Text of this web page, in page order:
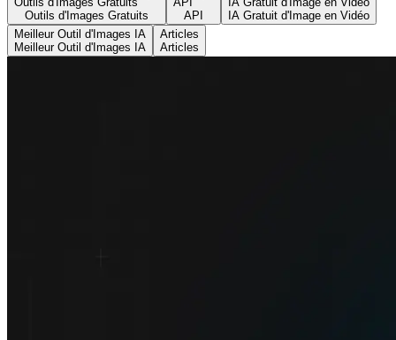
Outils d'Images Gratuits
API
IA Gratuit d'Image en Vidéo
Meilleur Outil d'Images IA
Meilleur Outil d'Images IA
Articles
Articles